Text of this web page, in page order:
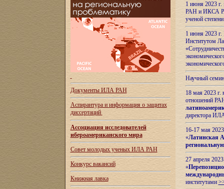
Документы ИЛА РАН
Аспирантура и информация о защитах
диссертаций
Ассоциация исследователей
ибероамериканского мира
Совет молодых ученых ИЛА РАН
Конкурс вакансий
Книжная лавка
1 июня 2023
РАН и ИКСА
ученой
1 июня 2023
Институтом
Научный
18 мая 2023
отношений
директора
16-17 мая
«Латинская
27 апреля
«
институтами